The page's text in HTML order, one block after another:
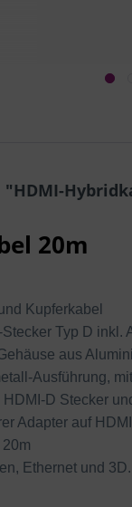
20m
Kupferkabel
Typ D inkl.
aus
Ausführung,
D Stecker
Adapter auf
Ethernet und